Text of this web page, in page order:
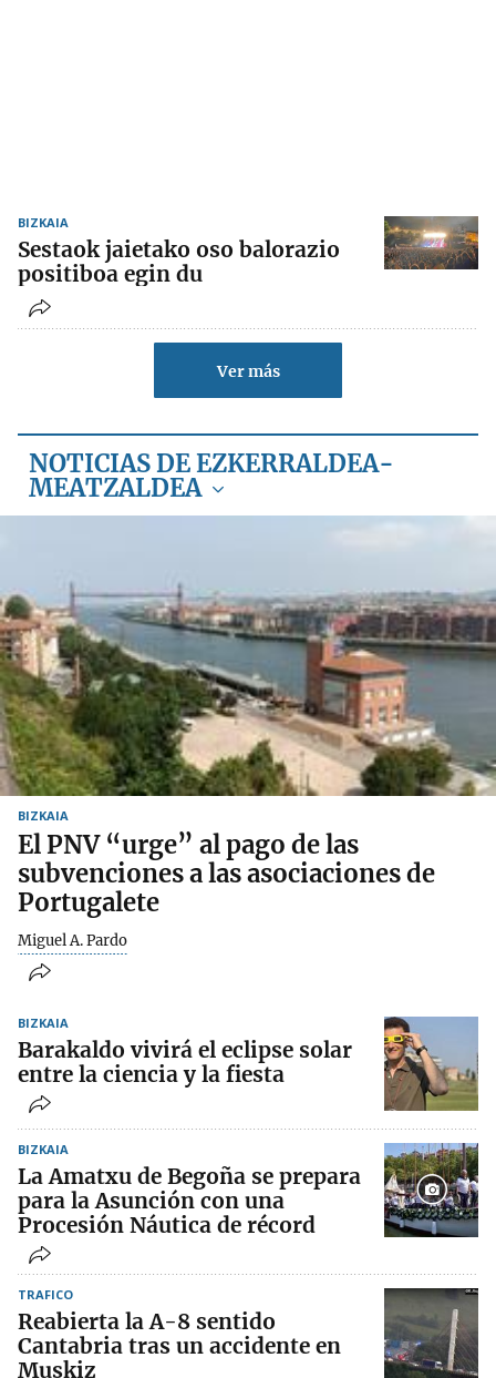
BIZKAIA
Sestaok jaietako oso balorazio
positiboa egin du
Ver más
NOTICIAS DE EZKERRALDEA-
MEATZALDEA
BIZKAIA
El PNV “urge” al pago de las
subvenciones a las asociaciones de
Portugalete
Miguel A. Pardo
BIZKAIA
Barakaldo vivirá el eclipse solar
entre la ciencia y la fiesta
BIZKAIA
La Amatxu de Begoña se prepara
para la Asunción con una
Procesión Náutica de récord
TRAFICO
Reabierta la A-8 sentido
Cantabria tras un accidente en
Muskiz